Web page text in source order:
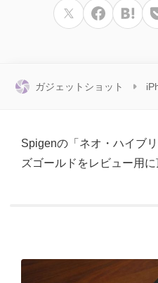
ガジェットショット
Spigenの「ネオ・ハイブ
ズゴールドをレビュー用に